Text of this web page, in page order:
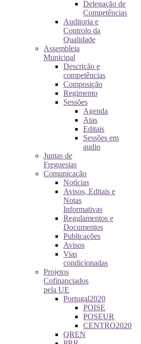
Delegação de
Competências
Auditoria e
Controlo da
Qualidade
Assembleia
Municipal
Descrição e
competências
Composição
Regimento
Sessões
Agenda
Atas
Editais
Sessões em
audio
Juntas de
Freguesias
Comunicação
Notícias
Avisos, Editais e
Notas
Informativas
Regulamentos e
Documentos
Publicações
Avisos
Vias
condicionadas
Projetos
Cofinanciados
pela UE
Portugal2020
POISE
POSEUR
CENTRO2020
QREN